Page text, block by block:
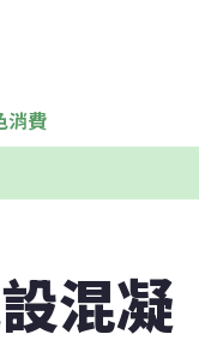
消費
混凝